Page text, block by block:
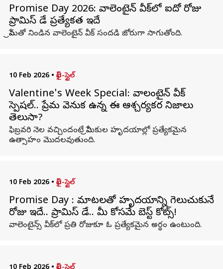
Promise Day 2026: వాలెంటైన్ వీక్‌లో ఐదో రోజు
ప్రామిస్ డే ప్రత్యేకత ఇదే
ప్రేమతో నిండిన వాలెంటైన్ వీక్ సందడి జోరుగా సాగుతోంది.
10 Feb 2026 • లైఫ్-స్టైల్
Valentine's Week Special: వాలంటైన్ వీక్
స్పెషల్‌.. ప్రేమ వెనుక ఉన్న ఈ ఆశ్చర్యకర నిజాలు
తెలుసా?
ఫిబ్రవరి నెల వచ్చిందంటే ప్రేమికుల హృదయాల్లో ప్రత్యేకమైన
ఉత్సాహం మొదలవుతుంది.
10 Feb 2026 • లైఫ్-స్టైల్
Promise Day : మాటలతో హృదయాన్ని గెలుచుకునే
రోజు ఇదే.. ప్రామిస్ డే.. మీ కోసమే బెస్ట్ కోట్స్!
వాలెంటైన్స్ వీక్‌లో ప్రతి రోజుకూ ఓ ప్రత్యేకమైన అర్థం ఉంటుంది.